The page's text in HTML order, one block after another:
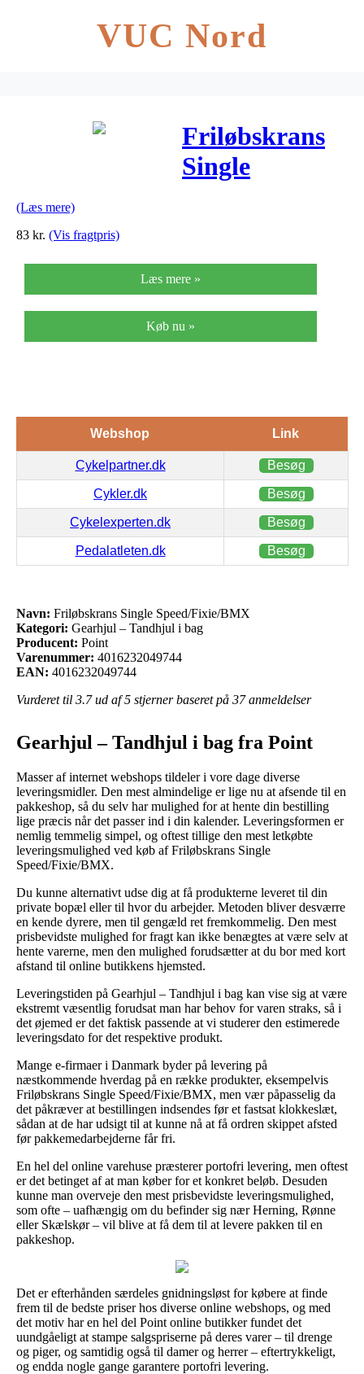
VUC Nord
Friløbskrans
Single
(Læs mere)
83 kr. (Vis fragtpris)
Læs mere »
Køb nu »
Webshop Link
Cykelpartner.dk Besøg
Cykler.dk Besøg
Cykelexperten.dk Besøg
Pedalatleten.dk Besøg
Navn: Friløbskrans Single Speed/Fixie/BMX
Kategori: Gearhjul – Tandhjul i bag
Producent: Point
Varenummer: 4016232049744
EAN: 4016232049744
Vurderet til 3.7ud af 5 stjerner baseret på 37anmeldelser
Gearhjul – Tandhjul i bag fra Point
Masser af internet webshops tildeler i vore dage diverse
leveringsmidler. Den mest almindelige er lige nu at afsende til en
pakkeshop, så du selv har mulighed for at hente din bestilling
lige præcis når det passer ind i din kalender. Leveringsformen er
nemlig temmelig simpel, og oftest tillige den mest letkøbte
leveringsmulighed ved køb af Friløbskrans Single
Speed/Fixie/BMX.
Du kunne alternativt udse dig at få produkterne leveret til din
private bopæl eller til hvor du arbejder. Metoden bliver desværre
en kende dyrere, men til gengæld ret fremkommelig. Den mest
prisbevidste mulighed for fragt kan ikke benægtes at være selv at
hente varerne, men den mulighed forudsætter at du bor med kort
afstand til online butikkens hjemsted.
Leveringstiden på Gearhjul – Tandhjul i bag kan vise sig at være
ekstremt væsentlig forudsat man har behov for varen straks, så i
det øjemed er det faktisk passende at vi studerer den estimerede
leveringsdato for det respektive produkt.
Mange e-firmaer i Danmark byder på levering på
næstkommende hverdag på en række produkter, eksempelvis
Friløbskrans Single Speed/Fixie/BMX, men vær påpasselig da
det påkræver at bestillingen indsendes før et fastsat klokkeslæt,
sådan at de har udsigt til at kunne nå at få ordren skippet afsted
før pakkemedarbejderne får fri.
En hel del online varehuse præsterer portofri levering, men oftest
er det betinget af at man køber for et konkret beløb. Desuden
kunne man overveje den mest prisbevidste leveringsmulighed,
som ofte – uafhængig om du befinder sig nær Herning, Rønne
eller Skælskør – vil blive at få dem til at levere pakken til en
pakkeshop.
Det er efterhånden særdeles gnidningsløst for købere at finde
frem til de bedste priser hos diverse online webshops, og med
det motiv har en hel del Point online butikker fundet det
uundgåeligt at stampe salgspriserne på deres varer – til drenge
og piger, og samtidig også til damer og herrer – eftertrykkeligt,
og endda nogle gange garantere portofri levering.